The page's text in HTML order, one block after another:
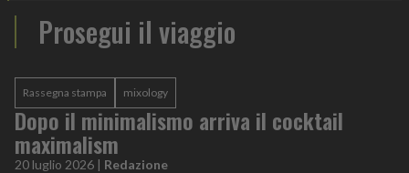
Prosegui il viaggio
Rassegna stampa mixology
Dopo il minimalismo arriva il cocktail
maximalism
20 luglio 2026 | Redazione